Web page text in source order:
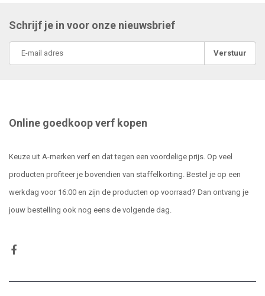
Schrijf je in voor onze nieuwsbrief
Verstuur
Online goedkoop verf kopen
Keuze uit A-merken verf en dat tegen een voordelige prijs. Op veel
producten profiteer je bovendien van staffelkorting. Bestel je op een
werkdag voor 16:00 en zijn de producten op voorraad? Dan ontvang je
jouw bestelling ook nog eens de volgende dag.